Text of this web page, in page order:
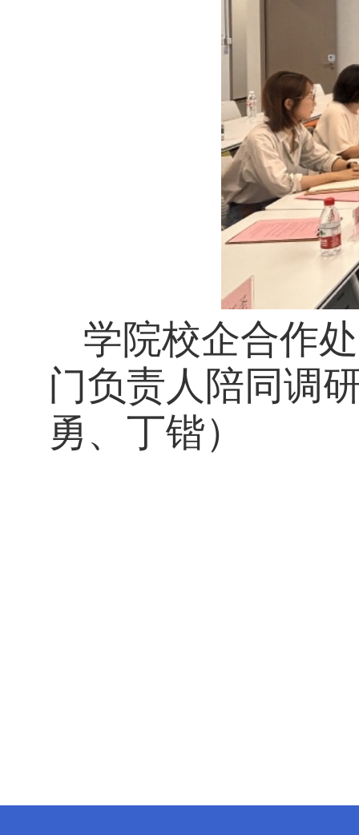
学院校企合作
门负责人陪同调
勇、丁锴）